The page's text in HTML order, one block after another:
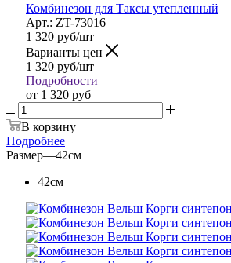
Комбинезон для Таксы утепленный
Арт.: ZT-73016
1 320 руб/шт
Варианты цен
1 320 руб/шт
Подробности
от 1 320 руб
В корзину
Подробнее
Размер—42см
42см